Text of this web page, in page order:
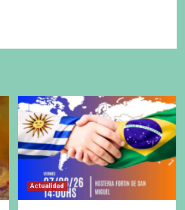
Actualidad